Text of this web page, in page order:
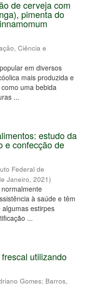
de cerveja com
pimenta do
Ciência e
em diversos
mais produzida e
uma bebida
...
estudo da
e confecção de
Federal de
Janeiro, 2021)
à saúde e têm
estirpes
...
utilizando
Gomes; Barros,